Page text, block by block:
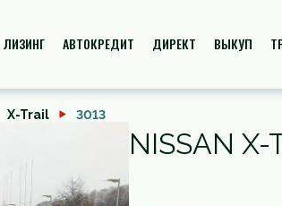
ЛИЗИНГ АВТОКРЕДИТ ДИРЕКТ ВЫКУП
X-Trail 3013
NISSAN X-